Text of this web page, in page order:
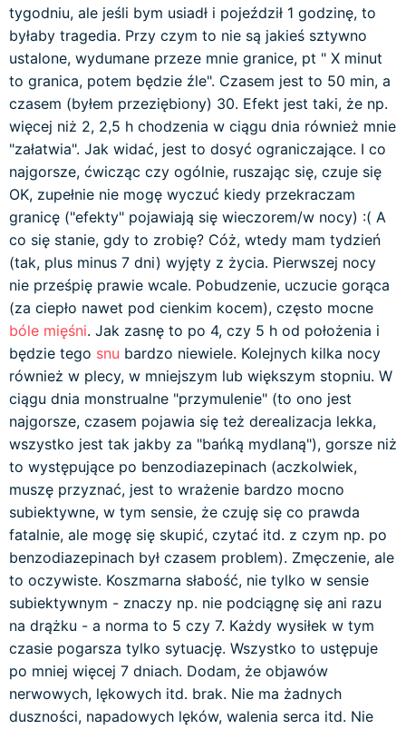
tygodniu, ale jeśli bym usiadł i pojeździł 1 godzinę, to
byłaby tragedia. Przy czym to nie są jakieś sztywno
ustalone, wydumane przeze mnie granice, pt " X minut
to granica, potem będzie źle". Czasem jest to 50 min, a
czasem (byłem przeziębiony) 30. Efekt jest taki, że np.
więcej niż 2, 2,5 h chodzenia w ciągu dnia również mnie
"załatwia". Jak widać, jest to dosyć ograniczające. I co
najgorsze, ćwicząc czy ogólnie, ruszając się, czuje się
OK, zupełnie nie mogę wyczuć kiedy przekraczam
granicę ("efekty" pojawiają się wieczorem/w nocy) :( A
co się stanie, gdy to zrobię? Cóż, wtedy mam tydzień
(tak, plus minus 7 dni) wyjęty z życia. Pierwszej nocy
nie prześpię prawie wcale. Pobudzenie, uczucie gorąca
(za ciepło nawet pod cienkim kocem), często mocne
bóle mięśni. Jak zasnę to po 4, czy 5 h od położenia i
będzie tego snu bardzo niewiele. Kolejnych kilka nocy
również w plecy, w mniejszym lub większym stopniu. W
ciągu dnia monstrualne "przymulenie" (to ono jest
najgorsze, czasem pojawia się też derealizacja lekka,
wszystko jest tak jakby za "bańką mydlaną"), gorsze niż
to występujące po benzodiazepinach (aczkolwiek,
muszę przyznać, jest to wrażenie bardzo mocno
subiektywne, w tym sensie, że czuję się co prawda
fatalnie, ale mogę się skupić, czytać itd. z czym np. po
benzodiazepinach był czasem problem). Zmęczenie, ale
to oczywiste. Koszmarna słabość, nie tylko w sensie
subiektywnym - znaczy np. nie podciągnę się ani razu
na drążku - a norma to 5 czy 7. Każdy wysiłek w tym
czasie pogarsza tylko sytuację. Wszystko to ustępuje
po mniej więcej 7 dniach. Dodam, że objawów
nerwowych, lękowych itd. brak. Nie ma żadnych
duszności, napadowych lęków, walenia serca itd. Nie